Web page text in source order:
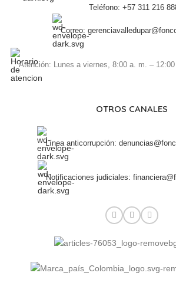
Teléfono: +57 311 216
Correo:
Atención: Lunes a viernes, 8:00 a. m. –
OTROS CANALES
Línea anticorrupción:
Notificaciones judiciales: